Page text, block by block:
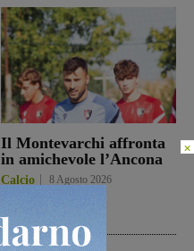
Il Montevarchi affronta
in amichevole l’Ancona
Calcio 8 Agosto 2026
×